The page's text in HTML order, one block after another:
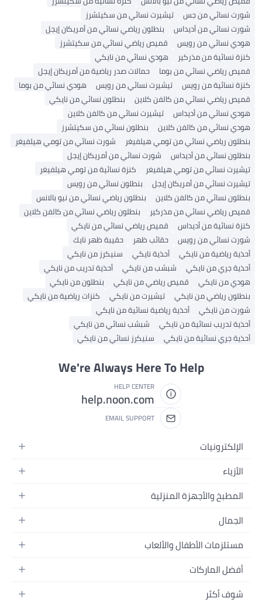
شورت نسائي من جس
تيشيرت نسائي من سكيتشرز
شورت نسائي من أديداس
بنطلون رياضي نسائي من أمريكان إيجل
هودي نسائي من رويس
قميص رياضي نسائي من سكيتشرز
كنزة نسائية من مذركير
هودي نسائي من نايكي
قميص رياضي نسائي من بوما
حمالات صدر رياضية من أمريكان إيجل
كنزة نسائية من رويس
تيشيرت نسائي من رويس
هودي نسائي من بوما
قميص رياضي نسائي من كالفن كلاين
بنطلون نسائي من نايكي
هودي نسائي من أديداس
تيشيرت نسائي من كالفن كلاين
هودي نسائي من كالفن كلاين
بنطلون نسائي من سكيتشرز
بنطلون رياضي نسائي من تومي هيلفيغر
شورت نسائي من تومي هيلفيغر
بنطلون نسائي من أديداس
شورت نسائي من أمريكان إيجل
تيشيرت نسائي من تومي هيلفيغر
كنزة نسائية من تومي هيلفيغر
تيشيرت نسائي من أمريكان إيجل
بنطلون نسائي من رويس
بنطلون نسائي من كالفن كلاين
بنطلون رياضي نسائي من نيو بالانس
قميص رياضي نسائي من مذركير
بنطلون رياضي نسائي من كالفن كلاين
كنزة نسائية من أديداس
قميص رياضي نسائي من نايكي
شورت نسائي من رويس
حقائب ظهر
حقيبة ظهر نايك
أحذية رياضية من نايكي
أحذية نايكي
سنيكرز من نايكي
أحذية جري من نايكي
شبشب من نايكي
أحذية تدريب من نايكي
هودي من نايكي
قميص رياضي من نايكي
بنطلون من نايكي
بنطلون رياضي من نايكي
تيشيرت من نايكي
كنزات رياضية من نايكي
شورت من نايكي
أحذية رياضية نسائية من نايكي
أحذية تدريب نسائية من نايكي
شبشب نسائي من نايكي
أحذية جري نسائية من نايكي
سنيكرز نسائي من نايكي
We're Always Here To Help
HELP CENTER
help.noon.com
EMAIL SUPPORT
الإلكترونيات
الجوالات
اللابتوبات
الأجهزة المنزلية
التلفزيونات
السماعات
ألعاب القيمنق
الأزياء
أزياء نسائية
أزياء البنات
أزياء الأولاد
المجوهرات
حقائب نسائية
المطبخ والأجهزة المنزلية
الحمام
المطبخ والسفرة
أدوات وتحسين المنزل
الأثاث
الجمال
العطور
العناية بالشعر
العناية بالبشرة
مستلزمات الأطفال والألعاب
الحفاضات
الرضاعة والتغذية
أفضل الماركات
سامسونج
شوف أكثر